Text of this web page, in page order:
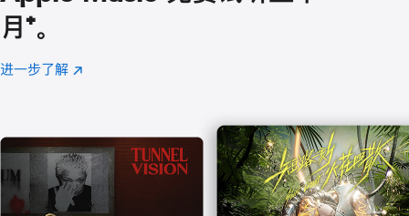
月 脚
注
⁺。
进一步了解 Apple
(在
口
中
打
开)